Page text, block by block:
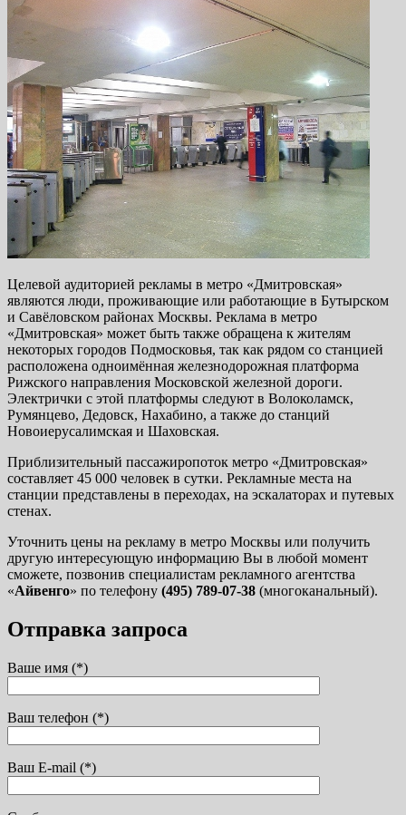
Целевой аудиторией рекламы в метро «Дмитровская»
являются люди, проживающие или работающие в Бутырском
и Савёловском районах Москвы. Реклама в метро
«Дмитровская» может быть также обращена к жителям
некоторых городов Подмосковья, так как рядом со станцией
расположена одноимённая железнодорожная платформа
Рижского направления Московской железной дороги.
Электрички с этой платформы следуют в Волоколамск,
Румянцево, Дедовск, Нахабино, а также до станций
Новоиерусалимская и Шаховская.
Приблизительный пассажиропоток метро «Дмитровская»
составляет 45 000 человек в сутки. Рекламные места на
станции представлены в переходах, на эскалаторах и путевых
стенах.
Уточнить цены на рекламу в метро Москвы или получить
другую интересующую информацию Вы в любой момент
сможете, позвонив специалистам рекламного агентства
«Айвенго» по телефону (495) 789-07-38 (многоканальный).
Отправка запроса
Ваше имя (*)
Ваш телефон (*)
Ваш E-mail (*)